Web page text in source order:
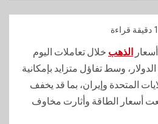
1 دقيقة قراءة
الذهب خلال تعاملات اليوم
وسط تفاؤل متزايد بإمكانية
المتحدة وإيران، بما قد يخفف
أسعار الطاقة وأثارت مخاوف